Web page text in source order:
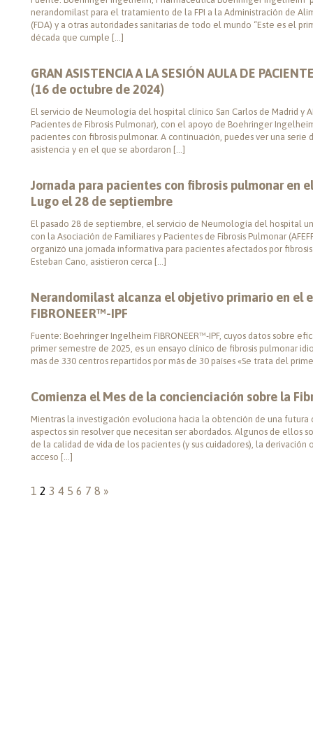
nerandomilast para el tratamiento de la FPI a la Administración de
(FDA) y a otras autoridades sanitarias de todo el mundo “Este es el
década que cumple […]
GRAN ASISTENCIA A LA SESIÓN AULA DE
(16 de octubre de 2024)
El servicio de Neumología del hospital clínico San Carlos de Madrid y
Pacientes de Fibrosis Pulmonar), con el apoyo de Boehringer
pacientes con fibrosis pulmonar. A continuación, puedes ver una
asistencia y en el que se abordaron […]
Jornada para pacientes con fibrosis pulmonar en
Lugo el 28 de septiembre
El pasado 28 de septiembre, el servicio de Neumología del hospital
con la Asociación de Familiares y Pacientes de Fibrosis Pulmonar
organizó una jornada informativa para pacientes afectados por
Esteban Cano, asistieron cerca […]
Nerandomilast alcanza el objetivo primario en el
FIBRONEER™-IPF
Fuente: Boehringer Ingelheim FIBRONEER™-IPF, cuyos datos sobre
primer semestre de 2025, es un ensayo clínico de fibrosis pulmonar
más de 330 centros repartidos por más de 30 países «Se trata del
Comienza el Mes de la concienciación sobre la
Mientras la investigación evoluciona hacia la obtención de una futura
aspectos sin resolver que necesitan ser abordados. Algunos de ellos
de la calidad de vida de los pacientes (y sus cuidadores), la
acceso […]
1 2 3 4 5 6 7 8 »